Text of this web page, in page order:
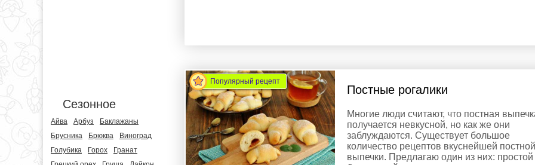
Сезонное
Айва Арбуз
Баклажаны
Брусника
Брюква
Виноград
Голубика
Горох
Гранат
Популярный рецепт
Постные рогалики
Многие люди считают, что постная
получается невкусной, но как же они
заблуждаются. Существует большое
количество рецептов вкуснейшей постной
выпечки. Предлагаю один из них: простой